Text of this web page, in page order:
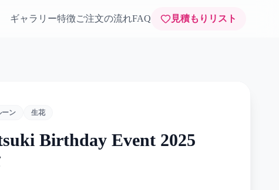
ギャラリー特徴ご注文の流れFAQ 見積もりリスト
ーン 生花
Birthday Event 2025